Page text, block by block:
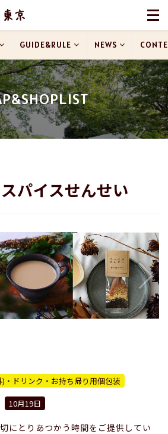
GUIDE&RULE NEWS
スパイスせんせい
・ドリンク・お持ち帰り用個包装
10月19日
にとりあつかう時間をご提供してい